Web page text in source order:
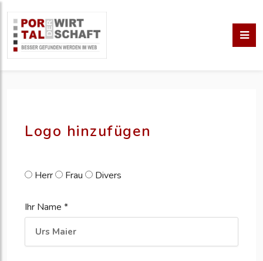
erstellen
Logo hinzufügen
Herr Frau Divers
Ihr Name *